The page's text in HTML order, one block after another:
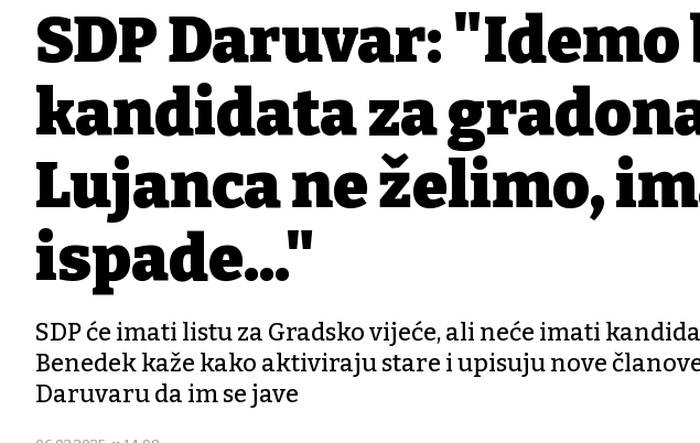
SDP Daruvar: "Idemo
kandidata za
Lujanca ne želimo,
ispade..."
SDP će imati listu za Gradsko vijeće, ali neće imati
Benedek kaže kako aktiviraju stare i upisuju nove
Daruvaru da im se jave